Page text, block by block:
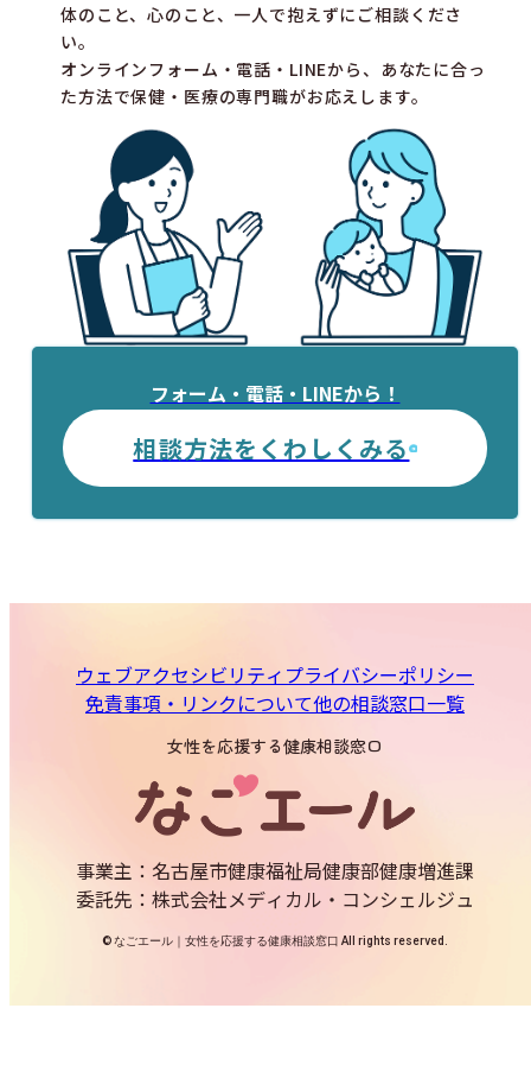
体のこと、心のこと、一人で抱えずにご相談くださ
い。
オンラインフォーム・電話・LINEから、あなたに合っ
た方法で保健・医療の専門職がお応えします。
フォーム・電話・LINEから！
相談方法をくわしくみる
ウェブアクセシビリティ プライバシーポリシー
免責事項・リンクについて他の相談窓口一覧
女性を応援する健康相談窓口
事業主：名古屋市健康福祉局健康部健康増進課
委託先：株式会社メディカル・コンシェルジュ
© なごエール｜女性を応援する健康相談窓口 All rights reserved.